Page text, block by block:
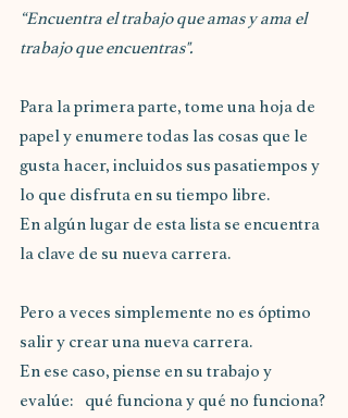
“Encuentra el trabajo que amas y ama el
trabajo que encuentras".
Para la primera parte, tome una hoja de
papel y enumere todas las cosas que le
gusta hacer, incluidos sus pasatiempos y
lo que disfruta en su tiempo libre.
En algún lugar de esta lista se encuentra
la clave de su nueva carrera.
Pero a veces simplemente no es óptimo
salir y crear una nueva carrera.
En ese caso, piense en su trabajo y
evalúe:  qué funciona y qué no funciona?